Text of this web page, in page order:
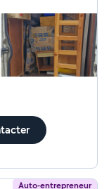
Pour toutes
Auto-entrepreneur